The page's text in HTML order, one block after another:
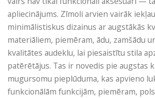
apliecinājums. Zīmoli arvien vairāk
minimālistiskus dizainus ar augstākās
materiāliem, piemēram, ādu, zamšādu
kvalitātes audeklu, lai piesaistītu stila
patērētājus. Tas ir novedis pie augstas
mugursomu pieplūduma, kas apvieno
funkcionālām funkcijām, piemēram,